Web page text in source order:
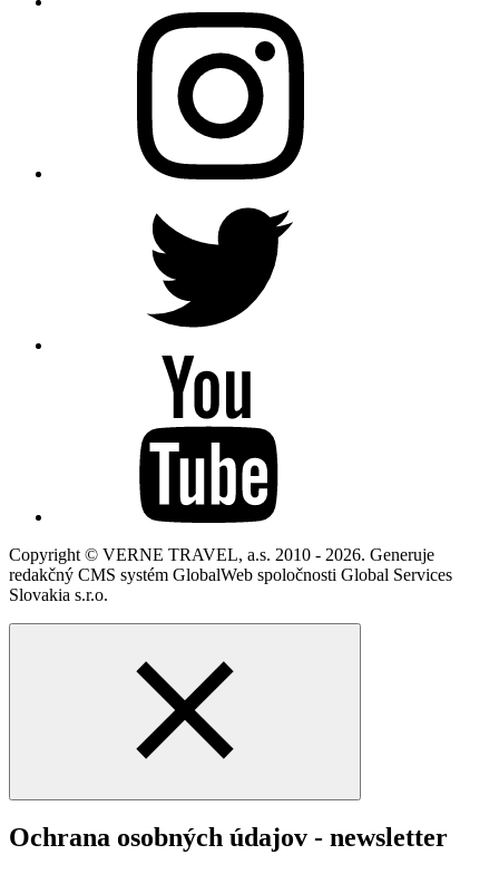
Copyright © VERNE TRAVEL, a.s. 2010 - 2026. Generuje
redakčný CMS systém GlobalWeb spoločnosti Global Services
Slovakia s.r.o.
Ochrana osobných údajov - newsletter